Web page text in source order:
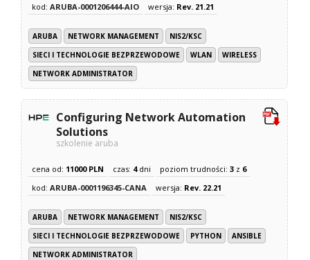
kod:ARUBA-0001206444-AIO wersja: Rev. 21.21
ARUBA NETWORK MANAGEMENT
NIS2/KSC
SIECI I TECHNOLOGIE BEZPRZEWODOWE
WLAN
WIRELESS
NETWORK ADMINISTRATOR
Configuring Network Automation
Solutions
szkolenie aruba
cena od: 11000 PLN czas: 4dni poziom trudności:3 z 6
kod:ARUBA-0001196345-CANA wersja: Rev. 22.21
ARUBA NETWORK MANAGEMENT
NIS2/KSC
SIECI I TECHNOLOGIE BEZPRZEWODOWE
PYTHON
ANSIBLE
NETWORK ADMINISTRATOR